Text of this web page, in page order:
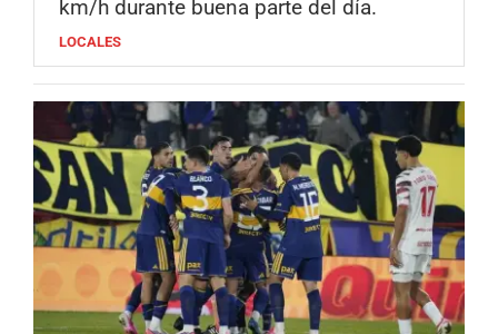
km/h durante buena parte del día.
LOCALES